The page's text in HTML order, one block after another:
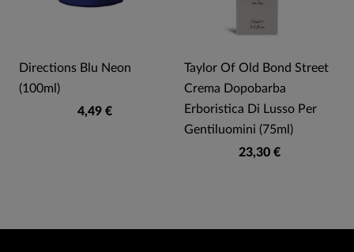
Directions Blu Neon
(100ml)
4,49 €
Taylor Of Old Bond Street
Crema Dopobarba
Erboristica Di Lusso Per
Gentiluomini (75ml)
23,30 €